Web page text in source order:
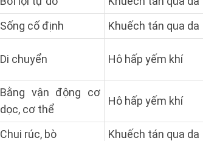
Sống cố định Khuếch tán qua da
Di chuyển Hô hấp yếm khí
Bằng vận động cơ
dọc, cơ thể
Hô hấp yếm khí
Chui rúc, bò
Khuếch tán qua da